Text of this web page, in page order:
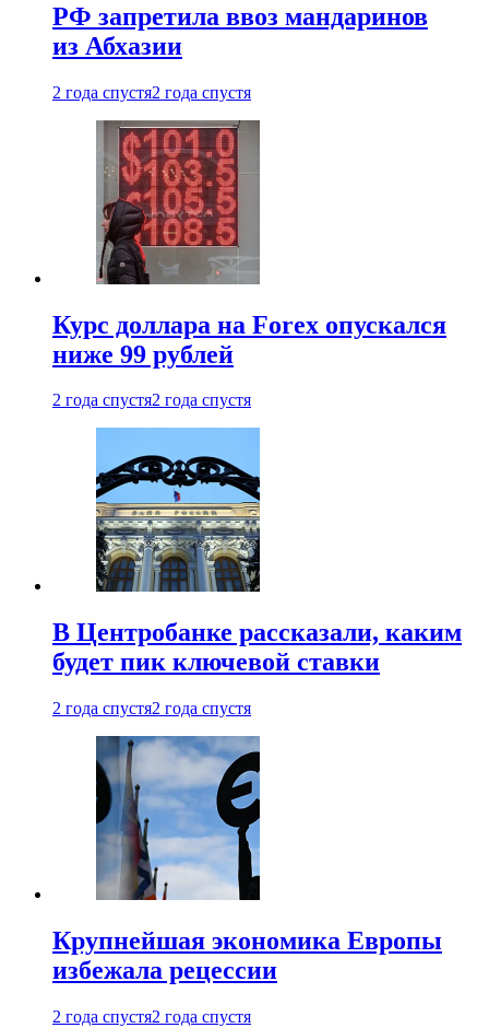
РФ запретила ввоз мандаринов
из Абхазии
2 года спустя2 года спустя
Курс доллара на Forex опускался
ниже 99 рублей
2 года спустя2 года спустя
В Центробанке рассказали, каким
будет пик ключевой ставки
2 года спустя2 года спустя
Крупнейшая экономика Европы
избежала рецессии
2 года спустя2 года спустя